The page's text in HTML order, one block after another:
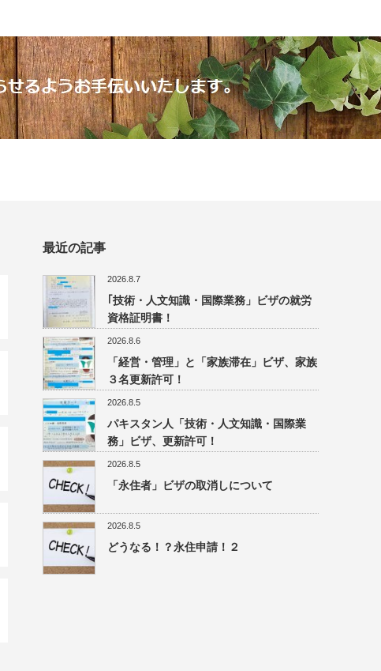
最近の記事
2026.8.7
｢技術・人文知識・国際業務」ビザの就労
資格証明書！
2026.8.6
「経営・管理」と「家族滞在」ビザ、家族
３名更新許可！
2026.8.5
パキスタン人「技術・人文知識・国際業
務」ビザ、更新許可！
2026.8.5
「永住者」ビザの取消しについて
2026.8.5
どうなる！？永住申請！２